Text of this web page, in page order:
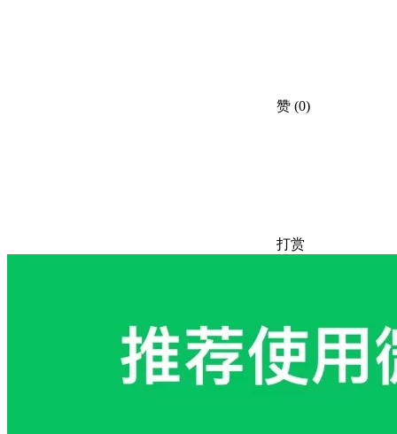
赞 (0)
打赏